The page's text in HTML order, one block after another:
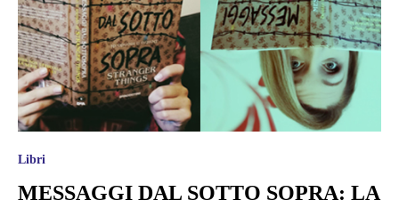
Libri
MESSAGGI DAL SOTTO SOPRA: LA